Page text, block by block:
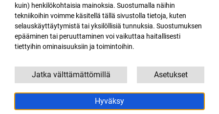
kuin) henkilökohtaisia mainoksia. Suostumalla näihin
tekniikoihin voimme käsitellä tällä sivustolla tietoja, kuten
selauskäyttäytymistä tai yksilöllisiä tunnuksia. Suostumuksen
epääminen tai peruuttaminen voi vaikuttaa haitallisesti
tiettyihin ominaisuuksiin ja toimintoihin.
Hyväksy
Asetukset
Jatka välttämättömillä